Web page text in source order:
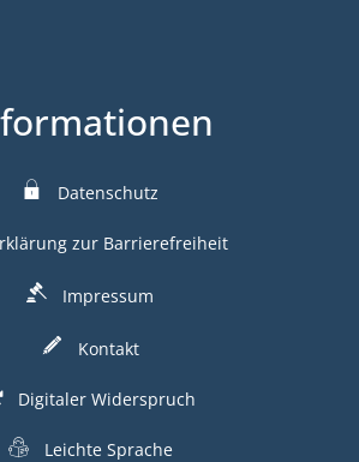
Datenschutz
zur Barrierefreiheit
Impressum
Kontakt
Digitaler Widerspruch
Leichte Sprache